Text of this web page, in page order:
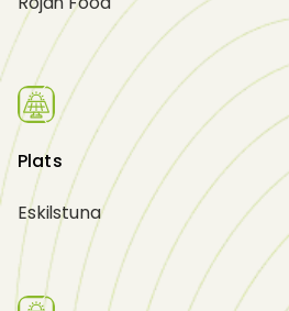
Plats
Eskilstuna